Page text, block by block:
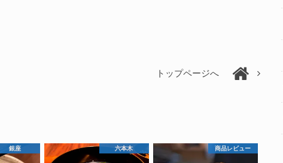
トップページへ
銀座 六本木 商品レビュー